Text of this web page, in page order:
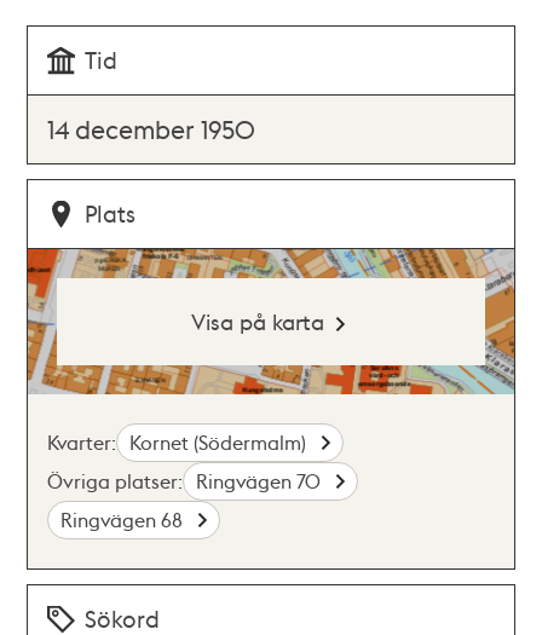
Tid
14 december 1950
Plats
Visa på karta
Kvarter: Kornet (Södermalm)
Övriga platser: Ringvägen 70
Ringvägen 68
Sökord